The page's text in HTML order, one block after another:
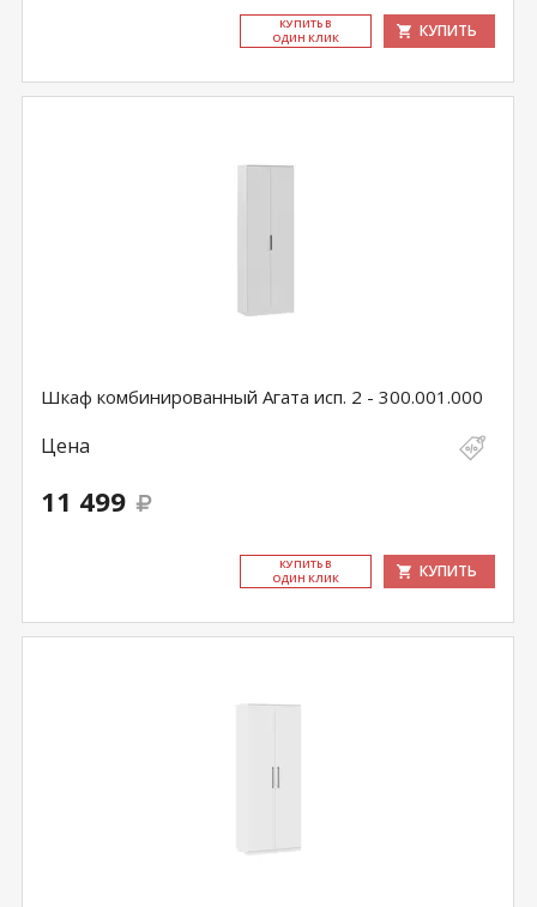
КУ­ПИТЬ В
ОДИН КЛИК
КУПИТЬ
Шкаф комбинированный Агата исп. 2 - 300.001.000
Цена
11 499
КУ­ПИТЬ В
ОДИН КЛИК
КУПИТЬ